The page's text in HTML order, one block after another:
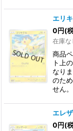
エリ
0円(
在庫な
商品
ト上
なり
のた
せん
エレ
0円(